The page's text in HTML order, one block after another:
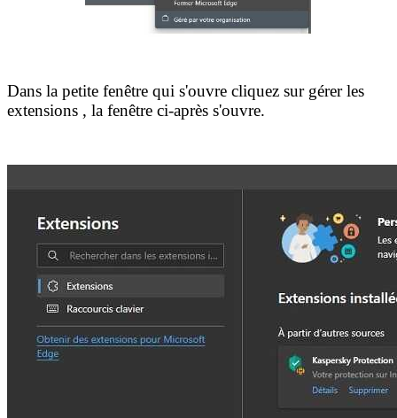
Dans la petite fenêtre qui s'ouvre cliquez sur gérer les
extensions , la fenêtre ci-après s'ouvre.